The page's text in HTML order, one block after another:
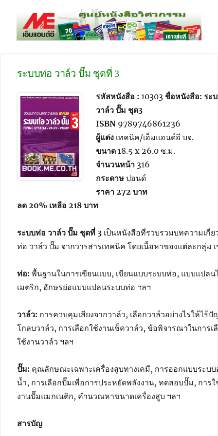
ระบบท่อ วาล์ว ปั๊ม ชุดที่ 3
รหัสหนังสือ :10303 ชื่อหนังสือ: ระ
วาล์ว ปั๊ม ชุด3
ISBN 9789746861236
ผู้แต่ง เทคนิค/เอ็มแอนด์อี บจ.
ขนาด 18.5 x 26.0 ซ.ม.
จำนวนหน้า 316
กระดาษ ปอนด์
ราคา 272บาท
ลด 20% เหลือ 218 บาท
ระบบท่อ วาล์ว ปั๊ม ชุดที่ 3 เป็นหนังสือที่รวบรวมบทความเกี่ย
ท่อ วาล์ว ปั๊ม จากวารสารเทคนิค โดยเนื้อหาของแต่ละกลุ่ม
ท่อ: พื้นฐานในการเขียนแบบ, เขียนแบบระบบท่อ, แบบแปลน
เมตริก, อักษรย่อแบบแปลนระบบท่อ ฯลฯ
วาล์ว: การควบคุมเสียงจากวาล์ว, เลือกวาล์วอย่างไรให้ไร้
โกลบวาล์ว, การเลือกใช้งานเช็ควาล์ว, ข้อพิจารณาในการเ
ใช้งานวาล์ว ฯลฯ
ปั๊ม: คุณลักษณะเฉพาะเครื่องสูบทางเคมี, การออกแบบระบ
น้ำ, การเลือกปั๊มเพื่อการประหยัดพลังงาน, ทดสอบปั๊ม, การ
งานปั๊มแมกเนติก, คำนวณหาขนาดเครื่องสูบ ฯลฯ
สารบัญ